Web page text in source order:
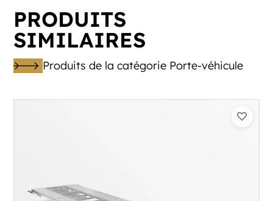
PRODUITS
SIMILAIRES
Produits de la catégorie Porte-véhicule